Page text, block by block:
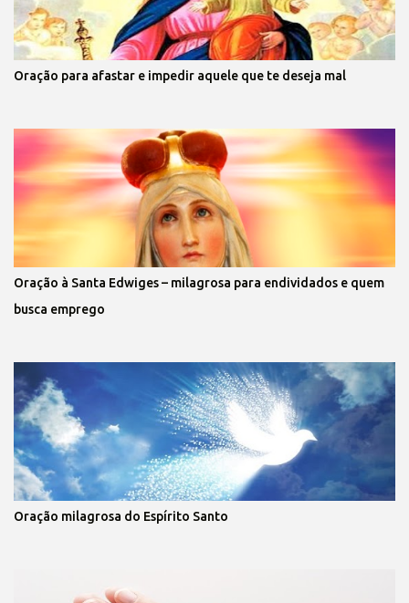
Oração para afastar e impedir aquele que te deseja mal
Oração à Santa Edwiges – milagrosa para endividados e quem
busca emprego
Oração milagrosa do Espírito Santo